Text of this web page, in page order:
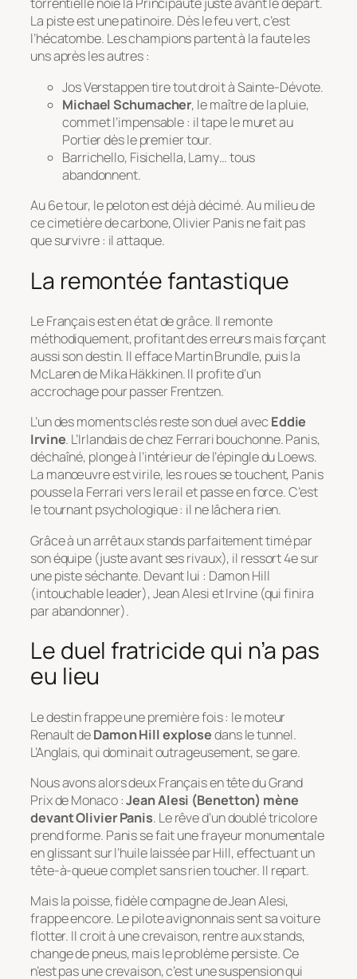
La piste est une patinoire. Dès le feu vert, c’est
l’hécatombe. Les champions partent à la faute les
uns après les autres :
Jos Verstappen tire tout droit à Sainte-Dévote.
Michael Schumacher, le maître de la pluie,
commet l’impensable : il tape le muret au
Portier dès le premier tour.
Barrichello, Fisichella, Lamy… tous
abandonnent.
Au 6e tour, le peloton est déjà décimé. Au milieu de
ce cimetière de carbone, Olivier Panis ne fait pas
que survivre : il attaque.
La remontée fantastique
Le Français est en état de grâce. Il remonte
méthodiquement, profitant des erreurs mais forçant
aussi son destin. Il efface Martin Brundle, puis la
McLaren de Mika Häkkinen. Il profite d’un
accrochage pour passer Frentzen.
L’un des moments clés reste son duel avec Eddie
Irvine. L’Irlandais de chez Ferrari bouchonne. Panis,
déchaîné, plonge à l’intérieur de l’épingle du Loews.
La manœuvre est virile, les roues se touchent, Panis
pousse la Ferrari vers le rail et passe en force. C’est
le tournant psychologique : il ne lâchera rien.
Grâce à un arrêt aux stands parfaitement timé par
son équipe (juste avant ses rivaux), il ressort 4e sur
une piste séchante. Devant lui : Damon Hill
(intouchable leader), Jean Alesi et Irvine (qui finira
par abandonner).
Le duel fratricide qui n’a pas
eu lieu
Le destin frappe une première fois : le moteur
Renault deDamon Hill explosedans le tunnel.
L’Anglais, qui dominait outrageusement, se gare.
Nous avons alors deux Français en tête du Grand
Prix de Monaco :Jean Alesi (Benetton) mène
devant Olivier Panis. Le rêve d’un doublé tricolore
prend forme. Panis se fait une frayeur monumentale
en glissant sur l’huile laissée par Hill, effectuant un
tête-à-queue complet sans rien toucher. Il repart.
Mais la poisse, fidèle compagne de Jean Alesi,
frappe encore. Le pilote avignonnais sent sa voiture
flotter. Il croit à une crevaison, rentre aux stands,
change de pneus, mais le problème persiste. Ce
n’est pas une crevaison, c’est une suspension qui